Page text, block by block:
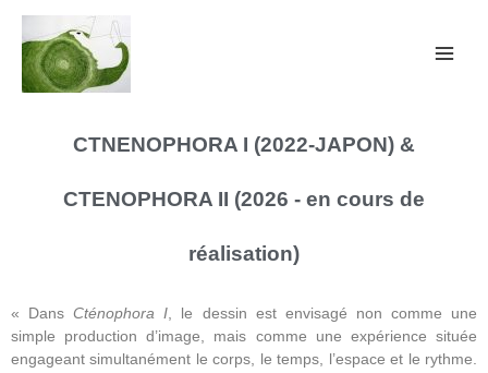
CTNENOPHORA I (2022-JAPON) &
CTENOPHORA II (2026 - en cours de
réalisation)
« DansCténophora I, le dessin est envisagé non comme une
simple production d’image, mais comme une expérience située
engageant simultanément le corps, le temps, l’espace et le rythme.